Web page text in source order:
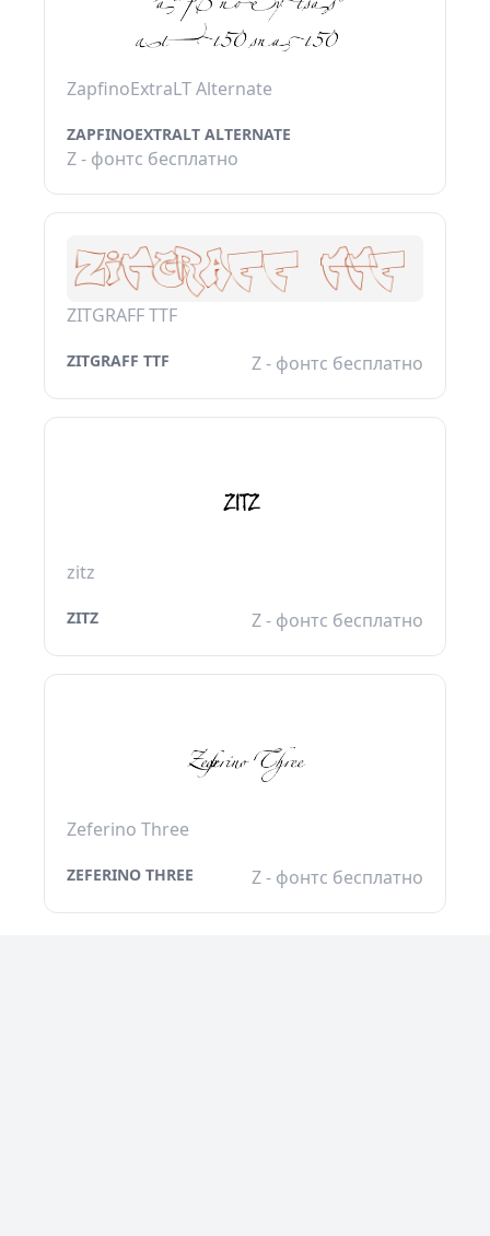
ZapfinoExtraLT Alternate
ZAPFINOEXTRALT ALTERNATE
Z - фонтс бесплатно
ZITGRAFF TTF
ZITGRAFF TTF Z - фонтс бесплатно
zitz
ZITZ Z - фонтс бесплатно
Zeferino Three
ZEFERINO THREE Z - фонтс бесплатно